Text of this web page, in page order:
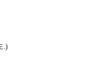
.)